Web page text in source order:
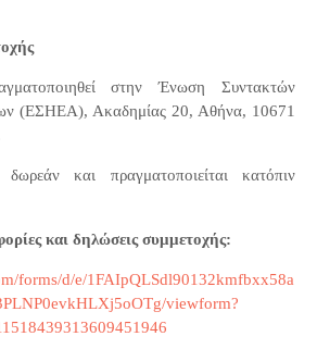
στην Ένωση Συντακτών
(ΕΣΗΕΑ), Ακαδημίας 20, Αθήνα, 10671
και πραγματοποιείται κατόπιν
και δηλώσεις συμμετοχής:
forms/d/e/1FAIpQLSdl90132kmfbxx58a
viewform?